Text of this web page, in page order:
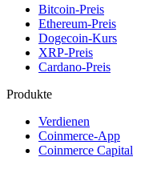
Bitcoin-Preis
Ethereum-Preis
Dogecoin-Kurs
XRP-Preis
Cardano-Preis
Produkte
Verdienen
Coinmerce-App
Coinmerce Capital